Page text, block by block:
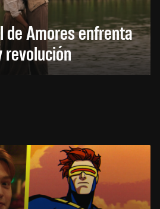
Amores enfrenta
revolución